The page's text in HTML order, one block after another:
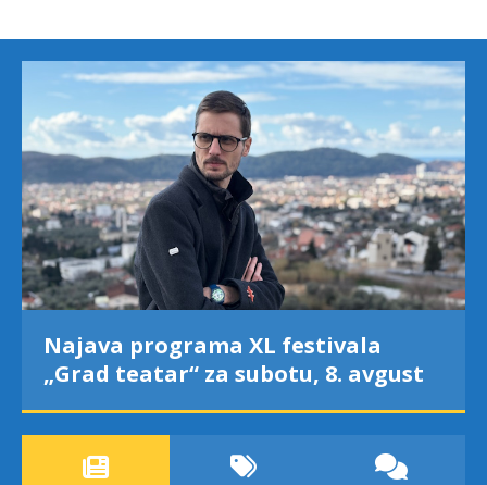
Najava programa XL festivala
„Grad teatar“ za subotu, 8. avgust